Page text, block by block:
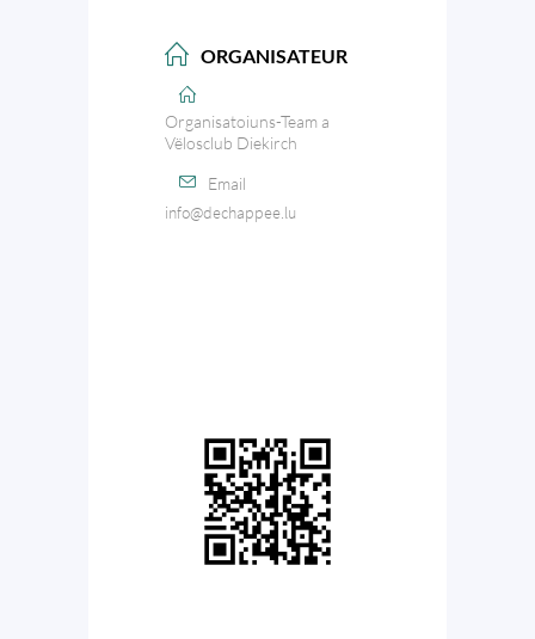
ORGANISATEUR
Organisatoiuns-Team a
Vëlosclub Diekirch
Email
info@dechappee.lu